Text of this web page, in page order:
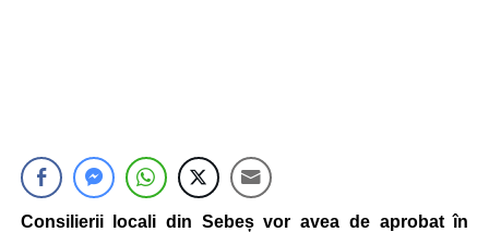
Consilierii locali din Sebeș vor avea de aprobat în